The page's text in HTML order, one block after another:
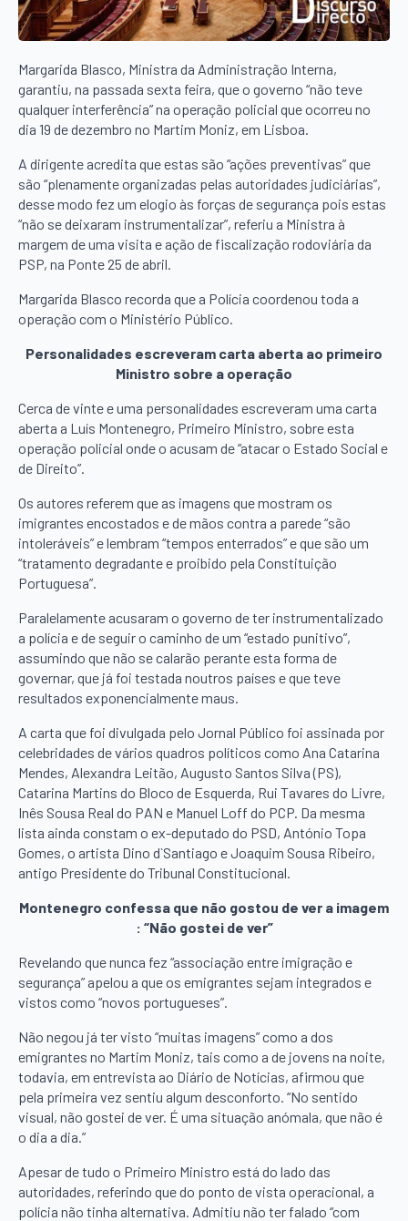
Margarida Blasco, Ministra da Administração Interna,
garantiu, na passada sexta feira, que o governo “não teve
qualquer interferência” na operação policial que ocorreu no
dia 19 de dezembro no Martim Moniz, em Lisboa.
A dirigente acredita que estas são “ações preventivas” que
são “plenamente organizadas pelas autoridades judiciárias”,
desse modo fez um elogio às forças de segurança pois estas
“não se deixaram instrumentalizar”, referiu a Ministra à
margem de uma visita e ação de fiscalização rodoviária da
PSP, na Ponte 25 de abril.
Margarida Blasco recorda que a Polícia coordenou toda a
operação com o Ministério Público.
Personalidades escreveram carta aberta ao primeiro
Ministro sobre a operação
Cerca de vinte e uma personalidades escreveram uma carta
aberta a Luís Montenegro, Primeiro Ministro, sobre esta
operação policial onde o acusam de “atacar o Estado Social e
de Direito”.
Os autores referem que as imagens que mostram os
imigrantes encostados e de mãos contra a parede “são
intoleráveis” e lembram “tempos enterrados” e que são um
“tratamento degradante e proibido pela Constituição
Portuguesa”.
Paralelamente acusaram o governo de ter instrumentalizado
a polícia e de seguir o caminho de um “estado punitivo”,
assumindo que não se calarão perante esta forma de
governar, que já foi testada noutros países e que teve
resultados exponencialmente maus.
A carta que foi divulgada pelo Jornal Público foi assinada por
celebridades de vários quadros políticos como Ana Catarina
Mendes, Alexandra Leitão, Augusto Santos Silva (PS),
Catarina Martins do Bloco de Esquerda, Rui Tavares do Livre,
Inês Sousa Real do PAN e Manuel Loff do PCP. Da mesma
lista ainda constam o ex-deputado do PSD, António Topa
Gomes, o artista Dino d`Santiago e Joaquim Sousa Ribeiro,
antigo Presidente do Tribunal Constitucional.
Montenegro confessa que não gostou de ver a imagem
: “Não gostei de ver”
Revelando que nunca fez “associação entre imigração e
segurança” apelou a que os emigrantes sejam integrados e
vistos como “novos portugueses”.
Não negou já ter visto “muitas imagens” como a dos
emigrantes no Martim Moniz, tais como a de jovens na noite,
todavia, em entrevista ao Diário de Notícias, afirmou que
pela primeira vez sentiu algum desconforto. “No sentido
visual, não gostei de ver. É uma situação anómala, que não é
o dia a dia.”
Apesar de tudo o Primeiro Ministro está do lado das
autoridades, referindo que do ponto de vista operacional, a
polícia não tinha alternativa. Admitiu não ter falado “com